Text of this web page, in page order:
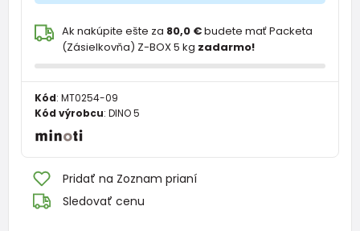
Ak nakúpite ešte za 80,0 €budete mať Packeta
(Zásielkovňa) Z-BOX 5 kg zadarmo!
Kód: MT0254-09
Kód výrobcu: DINO 5
Pridať na Zoznam prianí
Sledovať cenu